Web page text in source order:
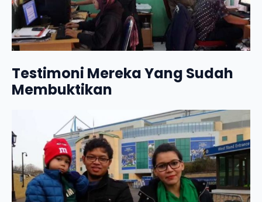
Testimoni Mereka Yang Sudah
Membuktikan